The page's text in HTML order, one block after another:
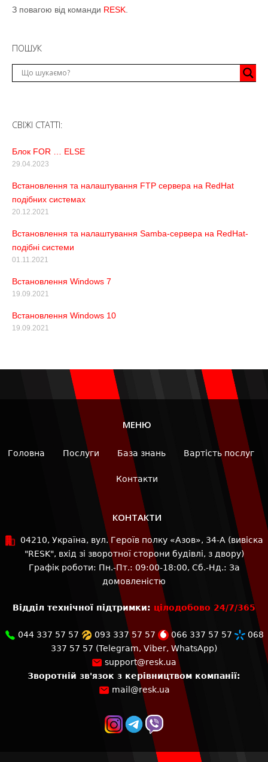
З повагою від команди RESK.
ПОШУК
СВІЖІ СТАТТІ:
Блок FOR … ELSE
29.04.2023
Встановлення та налаштування FTP сервера на RedHat
подібних системах
20.12.2021
Встановлення та налаштування Samba-сервера на RedHat-
подібні системи
01.11.2021
Встановлення Windows 7
19.09.2021
Встановлення Windows 10
19.09.2021
МЕНЮ
Головна Послуги База знань Вартість послуг
Контакти
КОНТАКТИ
04210, Україна, вул. Героїв полку «Азов», 34-А (вивіска
"RESK", вхід зі зворотної сторони будівлі, з двору)
Графік роботи: Пн.-Пт.: 09:00-18:00, Сб.-Нд.: За
домовленістю
Відділ технічної підтримки: цілодобово 24/7/365
044 337 57 57 093 337 57 57 066 337 57 57
068
337 57 57 (Telegram, Viber, WhatsApp)
support@resk.ua
Зворотній зв'язок з керівництвом компанії:
mail@resk.ua